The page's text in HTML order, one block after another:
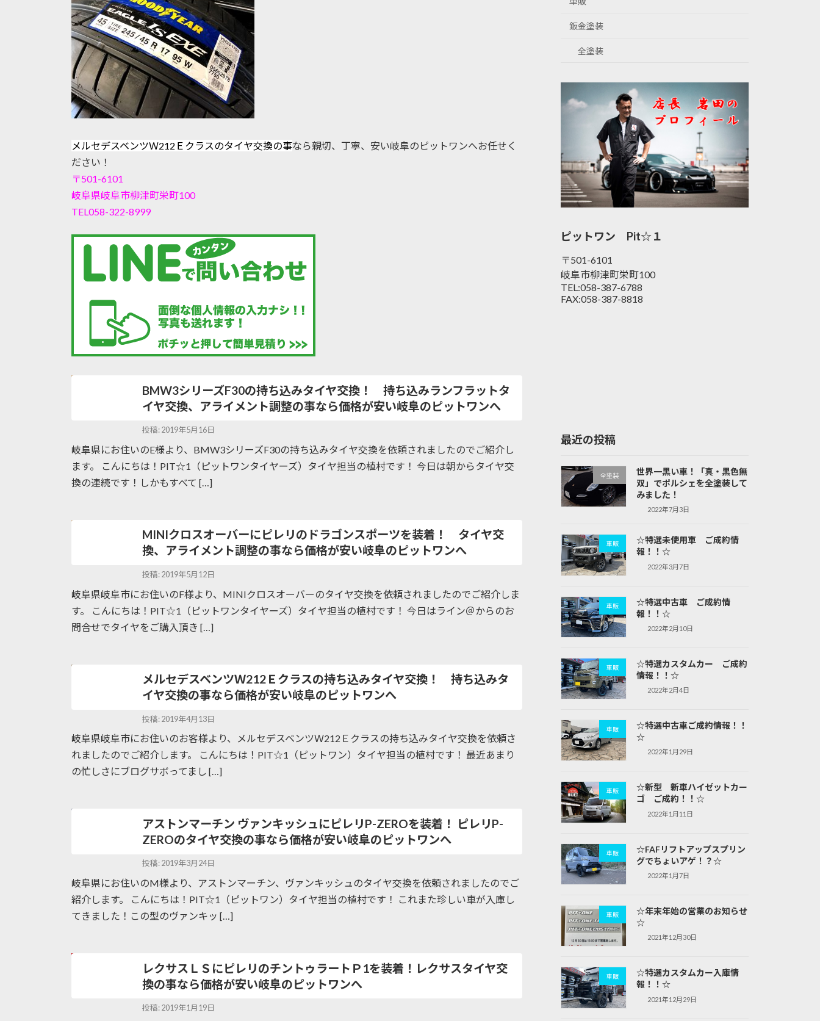
メルセデスベンツＷ212Ｅクラスのタイヤ交換の事なら親切、丁寧、安い岐阜のピットワンへお任せく
ださい！
〒501-6101
岐阜県岐阜市柳津町栄町100
TEL058-322-8999
BMW3シリーズF30の持ち込みタイヤ交換！ 持ち込みランフラットタ
イヤ交換、アライメント調整の事なら価格が安い岐阜のピットワンへ
投稿: 2019年5月16日
岐阜県にお住いのE様より、BMW3シリーズF30の持ち込みタイヤ交換を依頼されましたのでご紹介し
ます。 こんにちは！PIT☆1（ピットワンタイヤーズ）タイヤ担当の植村です！ 今日は朝からタイヤ交
換の連続です！しかもすべて […]
MINIクロスオーバーにピレリのドラゴンスポーツを装着！ タイヤ交
換、アライメント調整の事なら価格が安い岐阜のピットワンへ
投稿: 2019年5月12日
岐阜県岐阜市にお住いのF様より、MINIクロスオーバーのタイヤ交換を依頼されましたのでご紹介しま
す。 こんにちは！PIT☆1（ピットワンタイヤーズ）タイヤ担当の植村です！ 今日はライン＠からのお
問合せでタイヤをご購入頂き […]
メルセデスベンツＷ212Ｅクラスの持ち込みタイヤ交換！ 持ち込みタ
イヤ交換の事なら価格が安い岐阜のピットワンへ
投稿: 2019年4月13日
岐阜県岐阜市にお住いのお客様より、メルセデスベンツＷ212Ｅクラスの持ち込みタイヤ交換を依頼さ
れましたのでご紹介します。 こんにちは！PIT☆1（ピットワン）タイヤ担当の植村です！ 最近あまり
の忙しさにブログサボってまし […]
アストンマーチン ヴァンキッシュにピレリP-ZEROを装着！ ピレリP-
ZEROのタイヤ交換の事なら価格が安い岐阜のピットワンへ
投稿: 2019年3月24日
岐阜県にお住いのM様より、アストンマーチン、ヴァンキッシュのタイヤ交換を依頼されましたのでご
紹介します。 こんにちは！PIT☆1（ピットワン）タイヤ担当の植村です！ これまた珍しい車が入庫し
てきました！この型のヴァンキッ […]
レクサスＬＳにピレリのチントゥラートＰ1を装着！レクサスタイヤ交
換の事なら価格が安い岐阜のピットワンへ
投稿: 2019年1月19日
鈑金塗装
全塗装
ピットワン Pit☆１
〒501-6101
岐阜市柳津町栄町100
TEL:058-387-6788
FAX:058-387-8818
最近の投稿
全塗装
世界一黒い車！「真・黒色無
双」でポルシェを全塗装して
みました！
2022年7月3日
車販
☆特選未使用車 ご成約情
報！！☆
2022年3月7日
車販
☆特選中古車 ご成約情
報！！☆
2022年2月10日
車販
☆特選カスタムカー ご成約
情報！！☆
2022年2月4日
車販
☆特選中古車ご成約情報！！
☆
2022年1月29日
車販
☆新型 新車ハイゼットカー
ゴ ご成約！！☆
2022年1月11日
車販
☆FAFリフトアップスプリン
グでちょいアゲ！？☆
2022年1月7日
車販
☆年末年始の営業のお知らせ
☆
2021年12月30日
車販
☆特選カスタムカー入庫情
報！！☆
2021年12月29日